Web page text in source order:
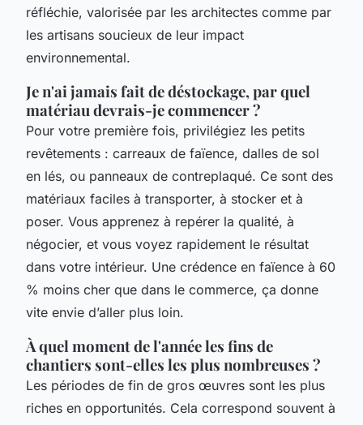
réfléchie, valorisée par les architectes comme par
les artisans soucieux de leur impact
environnemental.
Je n'ai jamais fait de déstockage, par quel
matériau devrais-je commencer ?
Pour votre première fois, privilégiez les petits
revêtements : carreaux de faïence, dalles de sol
en lés, ou panneaux de contreplaqué. Ce sont des
matériaux faciles à transporter, à stocker et à
poser. Vous apprenez à repérer la qualité, à
négocier, et vous voyez rapidement le résultat
dans votre intérieur. Une crédence en faïence à 60
% moins cher que dans le commerce, ça donne
vite envie d’aller plus loin.
À quel moment de l'année les fins de
chantiers sont-elles les plus nombreuses ?
Les périodes de fin de gros œuvres sont les plus
riches en opportunités. Cela correspond souvent à